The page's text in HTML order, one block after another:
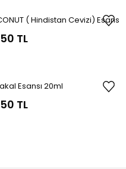
( Hindistan Cevizi) Esans
TL
Esansı 20ml
TL